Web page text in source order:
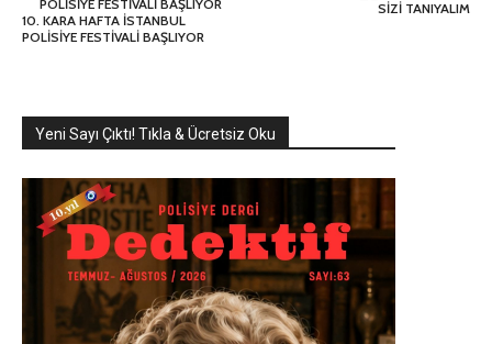
10. KARA HAFTA İSTANBUL
POLİSİYE FESTİVALİ BAŞLIYOR
SİZİ TANIYALIM
Yeni Sayı Çıktı! Tıkla & Ücretsiz Oku